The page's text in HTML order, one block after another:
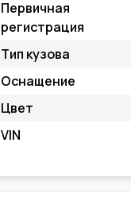
Первичная
регистрация
Тип кузова
Оснащение
Цвет
VIN